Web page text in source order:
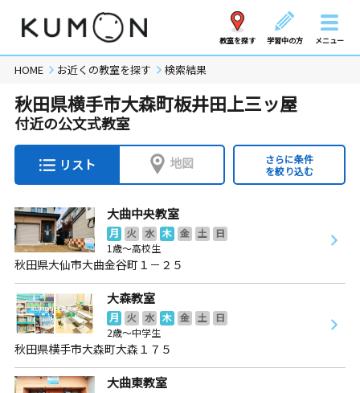
教室を探す 学習中の方 メニュー
HOME お近くの教室を探す 検索結果
秋田県横手市大森町板井田上三ッ屋
付近の公文式教室
リスト 地図
さらに条件
を絞り込む
大曲中央教室
月 火 水 木 金 土
日
1歳～高校生
秋田県大仙市大曲金谷町１－２５
大森教室
月 火 水 木 金 土
日
2歳～中学生
秋田県横手市大森町大森１７５
大曲東教室